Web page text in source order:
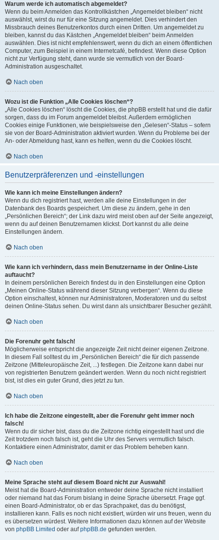
Warum werde ich automatisch abgemeldet?
Wenn du beim Anmelden das Kontrollkästchen „Angemeldet bleiben“ nicht
auswählst, wirst du nur für eine Sitzung angemeldet. Dies verhindert den
Missbrauch deines Benutzerkontos durch einen Dritten. Um angemeldet zu
bleiben, kannst du das Kästchen „Angemeldet bleiben“ beim Anmelden
auswählen. Dies ist nicht empfehlenswert, wenn du dich an einem öffentlichen
Computer, zum Beispiel in einem Internetcafé, befindest. Wenn diese Option
nicht zur Verfügung steht, dann wurde sie vermutlich von der Board-
Administration ausgeschaltet.
Nach oben
Wozu ist die Funktion „Alle Cookies löschen“?
„Alle Cookies löschen“ löscht die Cookies, die phpBB erstellt hat und die dafür
sorgen, dass du im Forum angemeldet bleibst. Außerdem ermöglichen
Cookies einige Funktionen, wie beispielsweise den „Gelesen“-Status – sofern
sie von der Board-Administration aktiviert wurden. Wenn du Probleme bei der
An- oder Abmeldung hast, kann es helfen, wenn du die Cookies löscht.
Nach oben
Benutzerpräferenzen und -einstellungen
Wie kann ich meine Einstellungen ändern?
Wenn du dich registriert hast, werden alle deine Einstellungen in der
Datenbank des Boards gespeichert. Um diese zu ändern, gehe in den
„Persönlichen Bereich“; der Link dazu wird meist oben auf der Seite angezeigt,
wenn du auf deinen Benutzernamen klickst. Dort kannst du alle deine
Einstellungen ändern.
Nach oben
Wie kann ich verhindern, dass mein Benutzername in der Online-Liste
auftaucht?
In deinem persönlichen Bereich findest du in den Einstellungen eine Option
„Meinen Online-Status während dieser Sitzung verbergen“. Wenn du diese
Option einschaltest, können nur Administratoren, Moderatoren und du selbst
deinen Online-Status sehen. Du wirst dann als unsichtbarer Besucher gezählt.
Nach oben
Die Forenuhr geht falsch!
Möglicherweise entspricht die angezeigte Zeit nicht deiner eigenen Zeitzone.
In diesem Fall solltest du im „Persönlichen Bereich“ die für dich passende
Zeitzone (Mitteleuropäische Zeit, ...) festlegen. Die Zeitzone kann dabei nur
von registrierten Benutzern geändert werden. Wenn du noch nicht registriert
bist, ist dies ein guter Grund, dies jetzt zu tun.
Nach oben
Ich habe die Zeitzone eingestellt, aber die Forenuhr geht immer noch
falsch!
Wenn du dir sicher bist, dass du die Zeitzone richtig eingestellt hast und die
Zeit trotzdem noch falsch ist, geht die Uhr des Servers vermutlich falsch.
Kontaktiere einen Administrator, damit er das Problem beheben kann.
Nach oben
Meine Sprache steht auf diesem Board nicht zur Auswahl!
Meist hat die Board-Administration entweder deine Sprache nicht installiert
oder niemand hat das Forum bislang in deine Sprache übersetzt. Frage ggf.
einen Board-Administrator, ob er das Sprachpaket, das du benötigst,
installieren kann. Falls es noch nicht existiert, würden wir uns freuen, wenn du
es übersetzen würdest. Weitere Informationen dazu können auf der Website
von phpBB Limited oder aufphpBB.de gefunden werden.